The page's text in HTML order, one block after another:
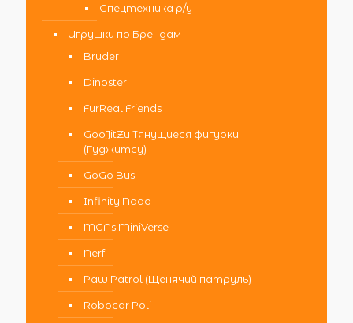
Спецтехника р/у
Игрушки по Брендам
Bruder
Dinoster
FurReal Friends
GooJitZu Тянущиеся фигурки
(Гуджитсу)
GoGo Bus
Infinity Nado
MGAs MiniVerse
Nerf
Paw Patrol (Щенячий патруль)
Robocar Poli